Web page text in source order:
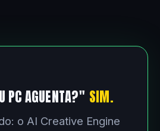
PC AGUENTA?" SIM.
o AI Creative Engine